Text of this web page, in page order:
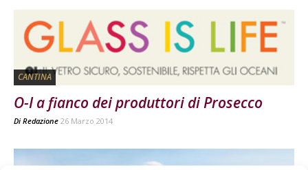
CANTINA
O-I a fianco dei produttori di Prosecco
Di Redazione 26 Marzo 2014